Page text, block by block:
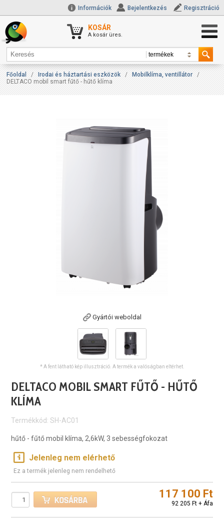
Információk Bejelentkezés Regisztráció
KOSÁR
A kosár üres.
Főoldal / Irodai és háztartási eszközök / Mobilklíma, ventillátor
/
DELTACO mobil smart fűtő - hűtő klíma
Gyártói weboldal
* A fent látható kép illusztráció. A termék a valóságban eltérhet.
DELTACO MOBIL SMART FŰTŐ - HŰTŐ
KLÍMA
Termékkód: SH-AC01
hűtő - fűtő mobil klíma, 2,6kW, 3 sebességfokozat
Jelenleg nem elérhető
Ez a termék jelenleg nem rendelhető
117 100 Ft
92 205 Ft + Áfa